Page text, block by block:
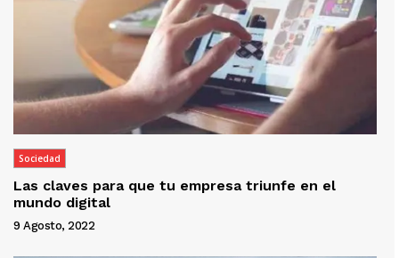
Sociedad
Las claves para que tu empresa triunfe en el
mundo digital
9 Agosto, 2022